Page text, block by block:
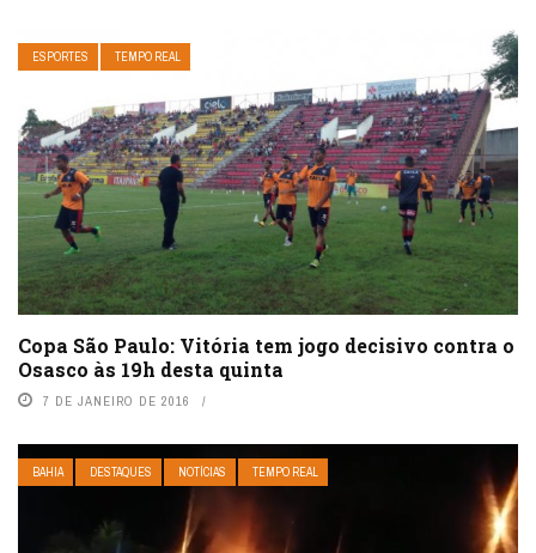
ESPORTES TEMPO REAL
Copa São Paulo: Vitória tem jogo decisivo contra o
Osasco às 19h desta quinta
7 DE JANEIRO DE 2016
BAHIA DESTAQUES NOTÍCIAS TEMPO REAL